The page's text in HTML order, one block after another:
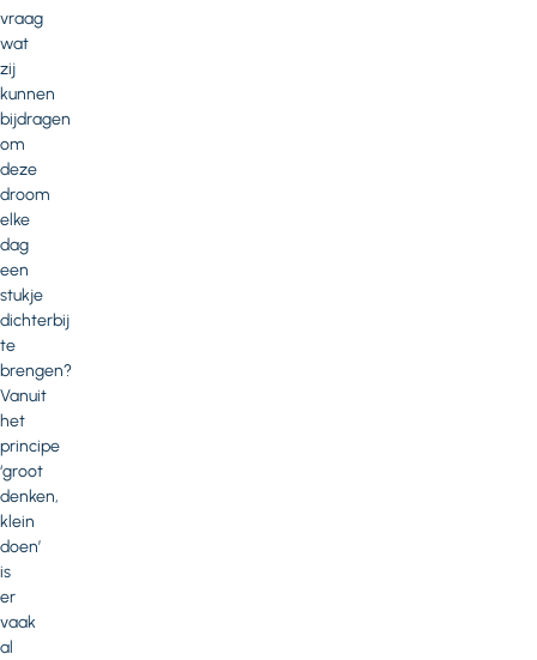
vraag
wat
zij
kunnen
bijdragen
om
deze
droom
elke
dag
een
stukje
dichterbij
te
brengen?
Vanuit
het
principe
‘groot
denken,
klein
doen’
is
er
vaak
al